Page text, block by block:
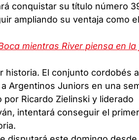
conquistar su título número
ampliando su ventaja como
mientras River piensa en la
historia. El conjunto cordobés
Argentinos Juniors en una
Ricardo Zielinski y liderado
intentará conseguir el